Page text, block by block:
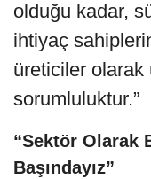
olduğu kadar,
ihtiyaç
üreticiler
sorumluluktur.”
“Sektör Olarak
Başındayız”